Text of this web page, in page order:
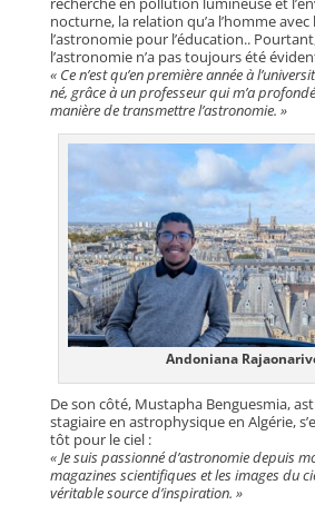
nocturne, la relation qu’a l’homme
l’astronomie pour l’éducation..
l’astronomie n’a pas toujours été
« Ce n’est qu’en première année à
né, grâce à un professeur qui m’a
manière de transmettre l’astronomie. »
Andoniana
De son côté, Mustapha Benguesmia,
stagiaire en astrophysique en Algérie,
tôt pour le ciel :
« Je suis passionné d’astronomie depuis
magazines scientifiques et les images du
véritable source d’inspiration. »